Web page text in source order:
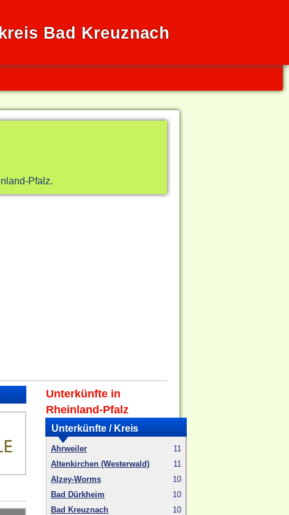
Bad Kreuznach
Pfalz.
Unterkünfte in
Rheinland-Pfalz
Unterkünfte / Kreis
Ahrweiler
11
Altenkirchen (Westerwald)
11
Alzey-Worms
10
Bad Dürkheim
10
Bad Kreuznach
10